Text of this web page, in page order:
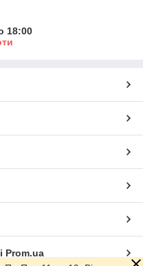
18:00
Prom.ua